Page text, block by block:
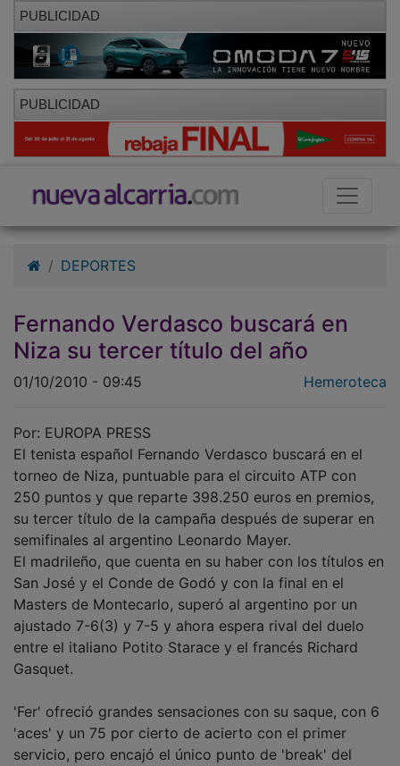
PUBLICIDAD
PUBLICIDAD
DEPORTES
Fernando Verdasco buscará en
Niza su tercer título del año
01/10/2010 - 09:45 Hemeroteca
Por: EUROPA PRESS
El tenista español Fernando Verdasco buscará en el
torneo de Niza, puntuable para el circuito ATP con
250 puntos y que reparte 398.250 euros en premios,
su tercer título de la campaña después de superar en
semifinales al argentino Leonardo Mayer.
El madrileño, que cuenta en su haber con los títulos en
San José y el Conde de Godó y con la final en el
Masters de Montecarlo, superó al argentino por un
ajustado 7-6(3) y 7-5 y ahora espera rival del duelo
entre el italiano Potito Starace y el francés Richard
Gasquet.
'Fer' ofreció grandes sensaciones con su saque, con 6
'aces' y un 75 por cierto de acierto con el primer
servicio, pero encajó el único punto de 'break' del